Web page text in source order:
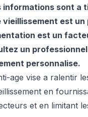
informations sont a
vieillissement est
est un
un
personnalise.
age vise a ralentir
en
et en limitant